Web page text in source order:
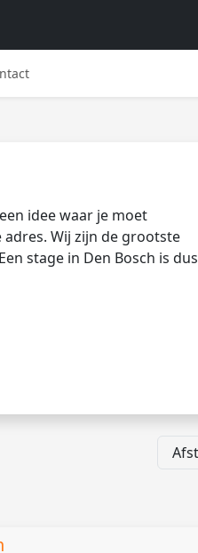
idee waar je moet
adres. Wij zijn de grootste
stage in Den Bosch is dus